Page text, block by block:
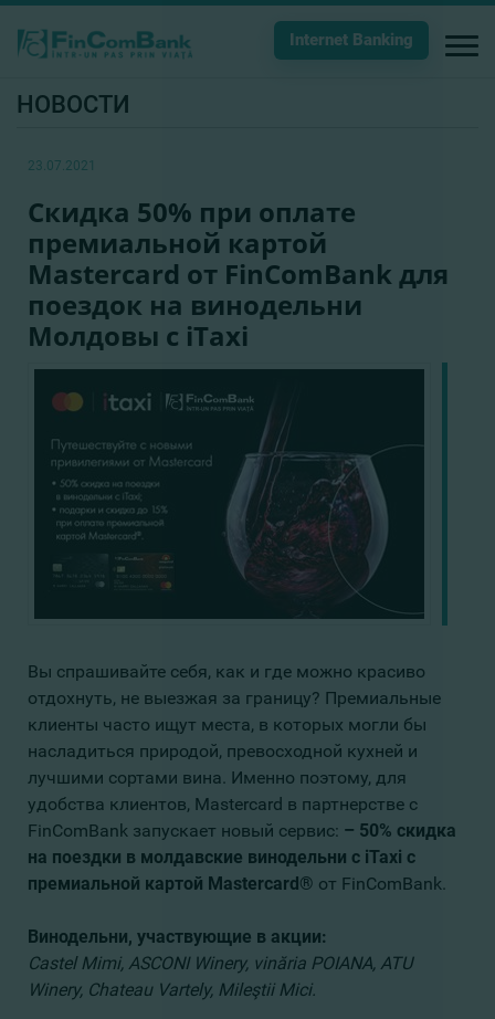
Internet Banking
НОВОСТИ
23.07.2021
Скидка 50% при оплате
премиальной картой
Mastercard от FinComBank для
поездок на винодельни
Молдовы с iTaxi
Вы спрашивайте себя, как и где можно красиво
отдохнуть, не выезжая за границу? Премиальные
клиенты часто ищут места, в которых могли бы
насладиться природой, превосходной кухней и
лучшими сортами вина. Именно поэтому, для
удобства клиентов, Mastercard в партнерстве с
FinComBank запускает новый сервис: – 50% скидка
на поездки в молдавские винодельни с iTaxi с
премиальной картой Mastercard® от FinComBank.
Винодельни, участвующие в акции:
Castel Mimi, ASCONI Winery, vinăria POIANA, ATU
Winery, Chateau Vartely, Mileştii Mici.